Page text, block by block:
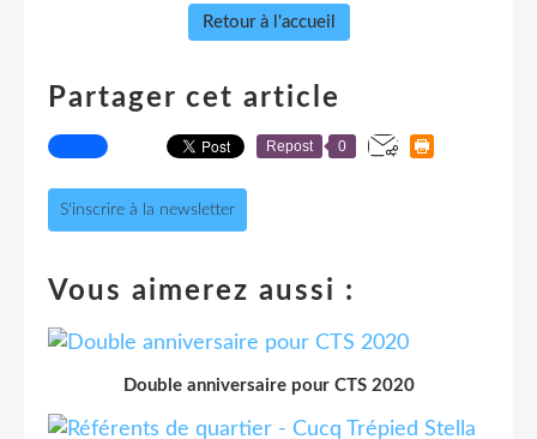
Retour à l'accueil
Partager cet article
Repost 0
S'inscrire à la newsletter
Vous aimerez aussi :
Double anniversaire pour CTS 2020